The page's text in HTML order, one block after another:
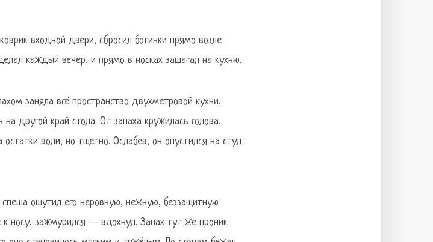
входной двери, сбросил ботинки прямо возле
каждый вечер, и прямо в носках зашагал на кухню.
заняла всё пространство двухметровой кухни.
другой край стола. От запаха кружилась голова.
воли, но тщетно. Ослабев, он опустился на стул
ощутил его неровную, нежную, беззащитную
носу, зажмурился — вдохнул. Запах тут же проник